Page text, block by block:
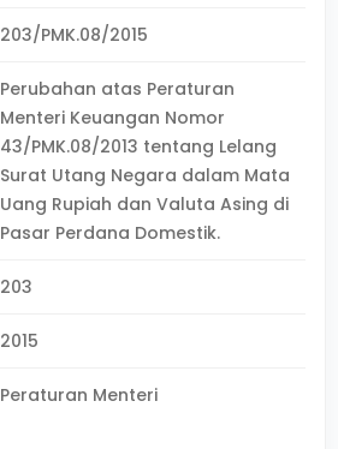
203/PMK.08/2015
Perubahan atas Peraturan
Menteri Keuangan Nomor
43/PMK.08/2013 tentang Lelang
Surat Utang Negara dalam Mata
Uang Rupiah dan Valuta Asing di
Pasar Perdana Domestik.
203
2015
Peraturan Menteri